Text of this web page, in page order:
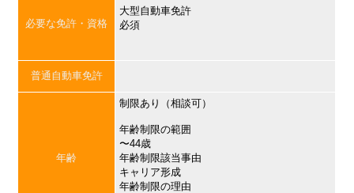
必要な免許・資格
大型自動車免許
必須
普通自動車免許
年齢
制限あり（相談可）
年齢制限の範囲
〜44歳
年齢制限該当事由
キャリア形成
年齢制限の理由